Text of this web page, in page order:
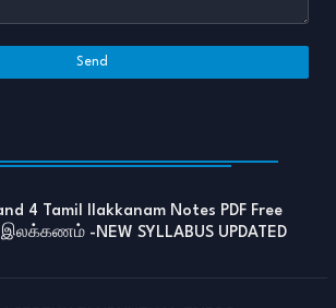
4 Tamil Ilakkanam Notes PDF Free
-NEW SYLLABUS UPDATED